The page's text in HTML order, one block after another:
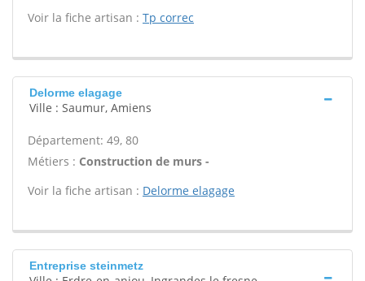
Voir la fiche artisan : Tp correc
Delorme elagage
Ville : Saumur, Amiens
Département: 49, 80
Métiers : Construction de murs -
Voir la fiche artisan : Delorme elagage
Entreprise steinmetz